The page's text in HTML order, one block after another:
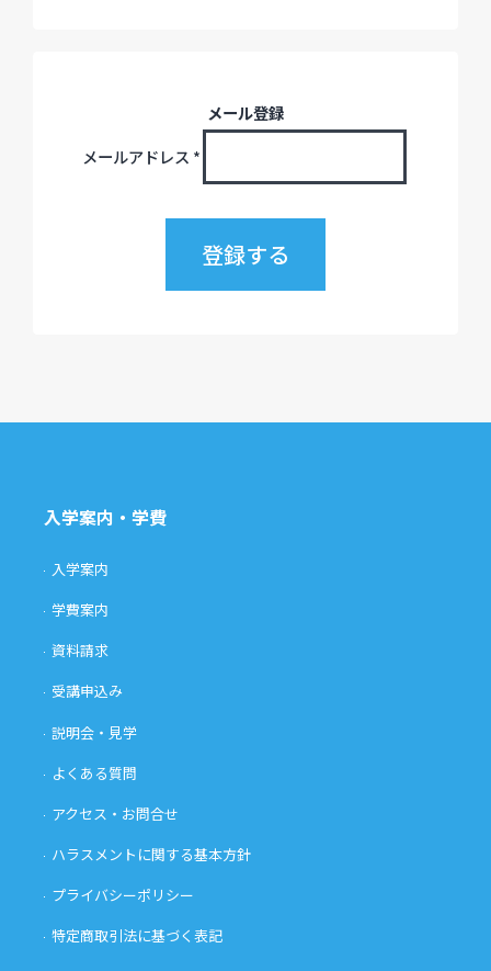
メール登録
メールアドレス *
入学案内・学費
入学案内
学費案内
資料請求
受講申込み
説明会・見学
よくある質問
アクセス・お問合せ
ハラスメントに関する基本方針
プライバシーポリシー
特定商取引法に基づく表記